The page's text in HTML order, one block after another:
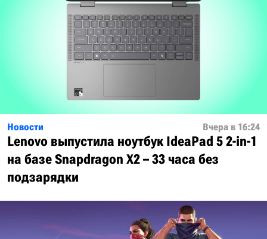
Новости Вчера в 16:24
Lenovo выпустила ноутбук IdeaPad 5 2-in-1
на базе Snapdragon X2 – 33 часа без
подзарядки